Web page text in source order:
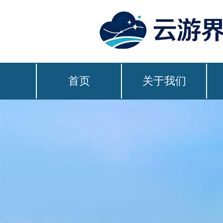
首页 关于我们